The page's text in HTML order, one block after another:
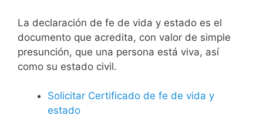
La declaración de fe de vida y estado es el
documento que acredita, con valor de simple
presunción, que una persona está viva, así
como su estado civil.
Solicitar Certificado de fe de vida y
estado